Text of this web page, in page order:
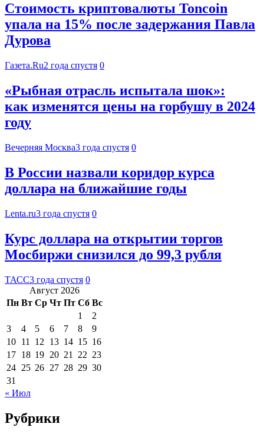
Стоимость криптовалюты Toncoin
упала на 15% после задержания Павла
Дурова
Газета.Ru2 года спустя 0
«Рыбная отрасль испытала шок»:
как изменятся цены на горбушу в 2024
году
Вечерняя Москва3 года спустя 0
В России назвали коридор курса
доллара на ближайшие годы
Lenta.ru3 года спустя 0
Курс доллара на открытии торгов
Мосбиржи снизился до 99,3 рубля
ТАСС3 года спустя 0
Август 2026
Пн Вт Ср Чт Пт Сб Вс
1
2
3
4 5 6 7 8
9
10 11 12 13 14 15 16
17 18 19 20 21 22 23
24 25 26 27 28 29 30
31
« Июл
Рубрики